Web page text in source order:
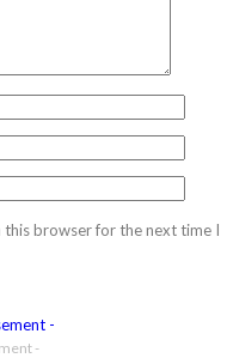
this browser for the next time I
-